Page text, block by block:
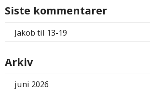
Siste kommentarer
Jakobtil 13-19
Arkiv
juni 2026